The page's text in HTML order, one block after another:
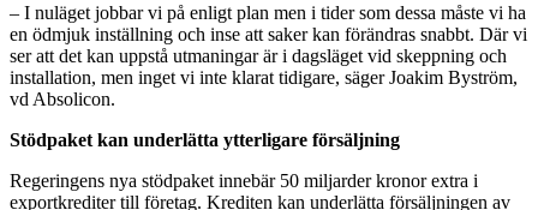
– I nuläget jobbar vi på enligt plan men i tider som dessa måste vi ha
en ödmjuk inställning och inse att saker kan förändras snabbt. Där vi
ser att det kan uppstå utmaningar är i dagsläget vid skeppning och
installation, men inget vi inte klarat tidigare, säger Joakim Byström,
vd Absolicon.
Stödpaket kan underlätta ytterligare försäljning
Regeringens nya stödpaket innebär 50 miljarder kronor extra i
exportkrediter till företag. Krediten kan underlätta försäljningen av